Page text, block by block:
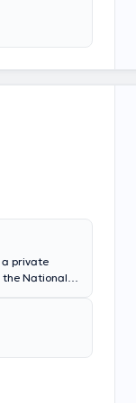
σύνθετων
a private
National
experience
Kingdom.